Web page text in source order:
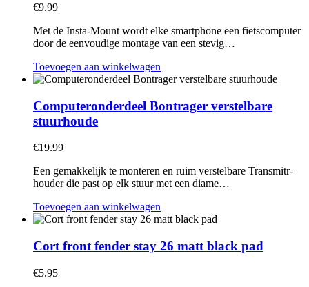
€9.99
Met de Insta-Mount wordt elke smartphone een fietscomputer
door de eenvoudige montage van een stevig…
Toevoegen aan winkelwagen
Computeronderdeel Bontrager verstelbare
stuurhoude
€19.99
Een gemakkelijk te monteren en ruim verstelbare Transmitr-
houder die past op elk stuur met een diame…
Toevoegen aan winkelwagen
Cort front fender stay 26 matt black pad
€5.95